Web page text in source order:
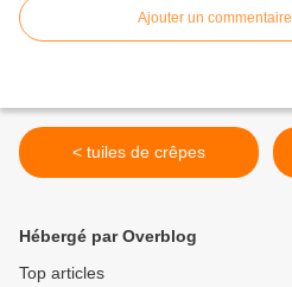
Ajouter un commentaire
< tuiles de crêpes
Hébergé par Overblog
Top articles